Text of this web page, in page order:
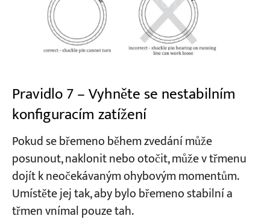
Pravidlo 7 – Vyhněte se nestabilním
konfiguracím zatížení
Pokud se břemeno během zvedání může
posunout, naklonit nebo otočit, může v třmenu
dojít k neočekávaným ohybovým momentům.
Umístěte jej tak, aby bylo břemeno stabilní a
třmen vnímal pouze tah.